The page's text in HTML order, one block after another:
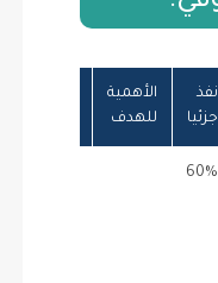
الأهمية
للهدف